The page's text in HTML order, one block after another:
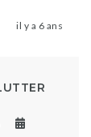
il y a 6 ans